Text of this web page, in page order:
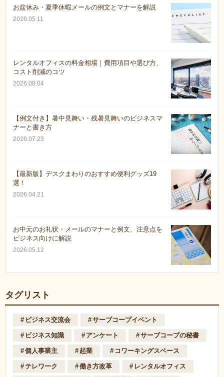
お盆休み・夏季休暇メールの例文とマナーを解説
2026.05.11
レンタルオフィスの料金相場｜費用項目や選び方、
コスト削減のコツ
2026.08.04
【例文付き】暑中見舞い・残暑見舞いのビジネスマ
ナーと書き方
2026.07.23
【最新版】デスクまわりのおすすめ便利グッズ19
選！
2026.04.21
お中元のお礼状・メールのマナーと例文、注意点を
ビジネス向けに解説
2026.05.12
タグリスト
ビジネス交流会 サーブコープイベント
ビジネス知識 アンケート サーブコープの秘書
個人事業主 起業 コワーキングスペース
テレワーク 働き方改革 レンタルオフィス